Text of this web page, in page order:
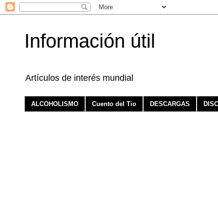
Información útil
Artículos de interés mundial
ALCOHOLISMO Cuento del Tio DESCARGAS